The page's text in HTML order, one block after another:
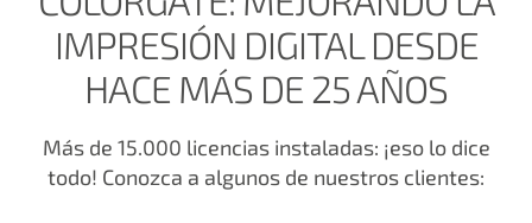
IMPRESIÓN DIGITAL DESDE
HACE MÁS DE 25 AÑOS
Más de 15.000 licencias instaladas: ¡eso lo dice
todo! Conozca a algunos de nuestros clientes: